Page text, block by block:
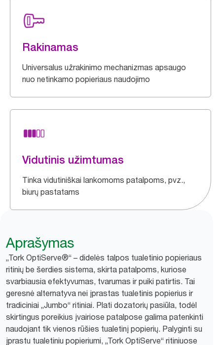
Rakinamas
Universalus užrakinimo mechanizmas apsaugo
nuo netinkamo popieriaus naudojimo
Vidutinis užimtumas
Tinka vidutiniškai lankomoms patalpoms, pvz.,
biurų pastatams
Aprašymas
„Tork OptiServe®“ – didelės talpos tualetinio popieriaus
ritinių be šerdies sistema, skirta patalpoms, kuriose
svarbiausia efektyvumas, tvarumas ir puiki patirtis. Tai
geresnė alternatyva nei įprastas tualetinis popierius ir
tradiciniai „Jumbo“ ritiniai. Plati dozatorių pasiūla, todėl
skirtingus poreikius įvairiose patalpose galima patenkinti
naudojant tik vienos rūšies tualetinį popierių. Palyginti su
įprastu tualetiniu popieriumi, „Tork OptiServe“ ritiniuose